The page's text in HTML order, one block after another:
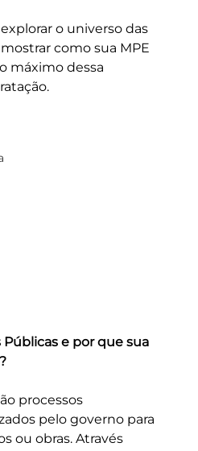
o universo das
como sua MPE
máximo dessa
e por que sua
processos
pelo governo para
ou obras. Através